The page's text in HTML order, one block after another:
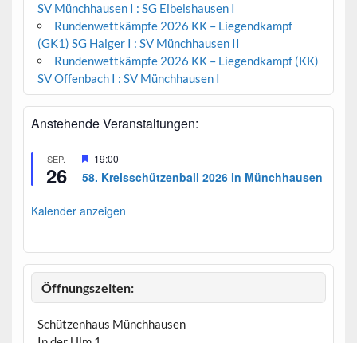
SV Münchhausen I : SG Eibelshausen I
Rundenwettkämpfe 2026 KK – Liegendkampf
(GK1) SG Haiger I : SV Münchhausen II
Rundenwettkämpfe 2026 KK – Liegendkampf (KK)
SV Offenbach I : SV Münchhausen I
Anstehende Veranstaltungen:
SEP.
26
H
r
o
o
b
19:00
58. Kreisschützenball 2026 in Münchhausen
Kalender anzeigen
Öffnungszeiten:
Schützenhaus Münchhausen